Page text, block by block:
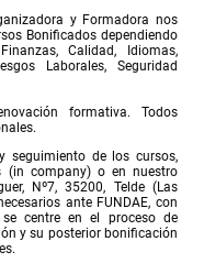
y Formadora nos
Bonificados dependiendo
Calidad, Idiomas,
Laborales, Seguridad
formativa. Todos
seguimiento de los cursos,
(in company) o en nuestro
Nº7, 35200, Telde (Las
ante FUNDAE, con
centre en el proceso de
y su posterior bonificación